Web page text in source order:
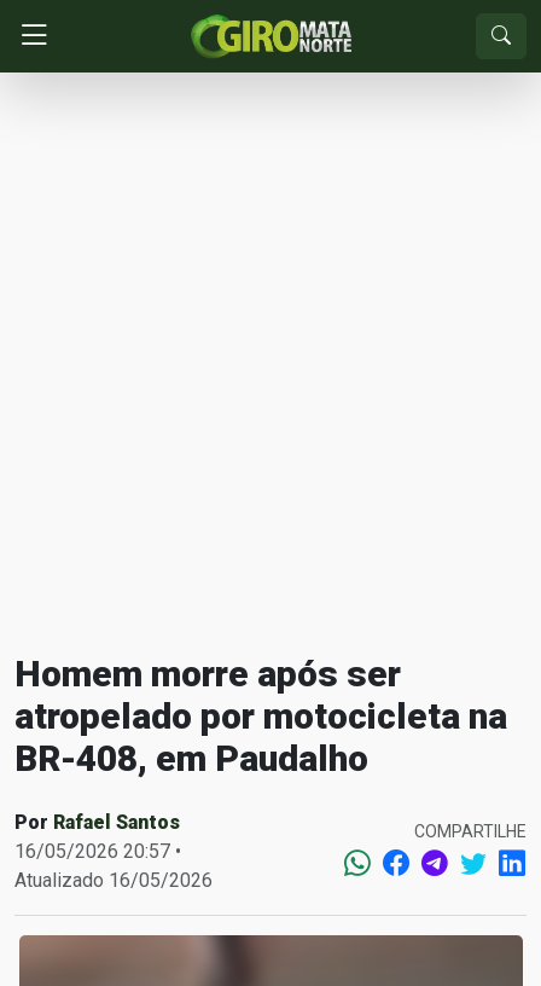
Homem morre após ser
atropelado por motocicleta na
BR-408, em Paudalho
Por Rafael Santos
16/05/2026 20:57 •
Atualizado 16/05/2026
COMPARTILHE